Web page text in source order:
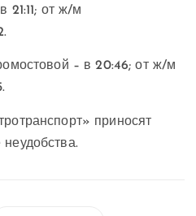
от ж/м
– в 20:46; от ж/м
приносят